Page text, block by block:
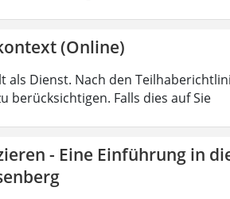
(Online)
Dienst. Nach den
berücksichtigen. Falls dies auf Sie
- Eine Einführung in